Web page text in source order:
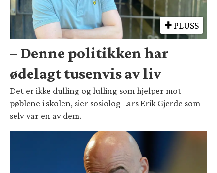
PLUSS
– Denne politikken har
ødelagt tusenvis av liv
Det er ikke dulling og lulling som hjelper mot
pøblene i skolen, sier sosiolog Lars Erik Gjerde som
selv var en av dem.